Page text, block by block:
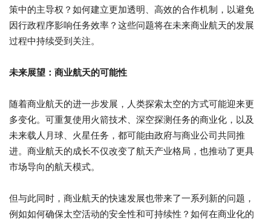
策中的主导权？如何建立更加透明、高效的合作机制，以避免
因行政程序影响任务效率？这些问题将在未来商业航天的发展
过程中持续受到关注。
未来展望：商业航天的可能性
随着商业航天的进一步发展，人类探索太空的方式可能迎来更
多变化。可重复使用火箭技术、深空探测任务的商业化，以及
未来载人月球、火星任务，都可能由政府与商业公司共同推
进。商业航天的成长不仅改变了航天产业格局，也推动了更具
市场导向的航天模式。
但与此同时，商业航天的快速发展也带来了一系列新的问题，
例如如何确保太空活动的安全性和可持续性？如何在商业化的